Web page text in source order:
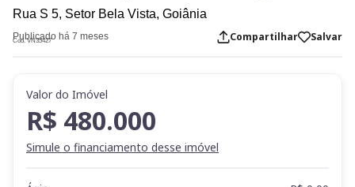
Rua S 5, Setor Bela Vista, Goiânia
Publicado há 7 meses
Cod. VN35427 Compartilhar Salvar
Valor do Imóvel
R$ 480.000
Simule o financiamento desse imóvel